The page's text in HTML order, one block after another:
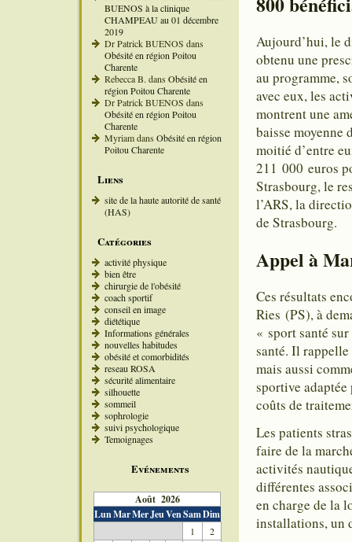
BUENOS à la clinique
CHAMPEAU au 01 décembre
2019
Dr Patrick BUENOS dans
Obésité en région Poitou
Charente
Rebecca B. dans Obésité en
région Poitou Charente
Dr Patrick BUENOS dans
Obésité en région Poitou
Charente
Myriamdans Obésité en région
Poitou Charente
Liens
site de la haute autorité de santé
(HAS)
Catégories
activité physique
bien être
chirurgie de l'obésité
coach sportif
conseil en image
diététique
Informations générales
nouvelles habitudes
obésité et comorbidités
reseau ROSA
sécurité alimentaire
silhouette
sommeil
sophrologie
suivi psychologique
Temoignages
Evénements
Août 2026
LunMarMerJeuVenSamDim
1
2
Aujourd’hui, le
obtenu une
au programme,
avec eux, les
montrent une
baisse
moitié d’entre
211 000 euros
Strasbourg, le
l’ARS, la
de Strasbourg.
Appel à
Ces résultats
Ries (PS), à
« sport santé
santé. Il
mais aussi
sportive
coûts de
Les patients
faire de la
activités
différentes
en charge de la
installations, un